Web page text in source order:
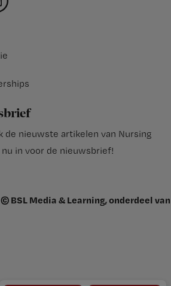
de nieuwste artikelen van Nursing
in voor de nieuwsbrief!
© BSL Media & Learning, onderdeel van